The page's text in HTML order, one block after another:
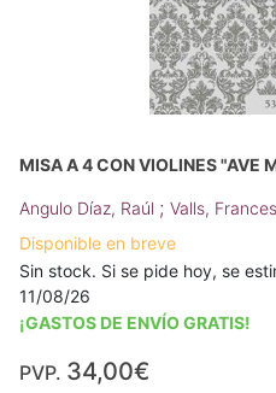
MISA A 4 CON VIOLINES "AVE
Angulo Díaz, Raúl ; Valls,
Disponible en breve
Sin stock. Si se pide hoy, se
11/08/26
¡GASTOS DE ENVÍO GRATIS!
PVP. 34,00€